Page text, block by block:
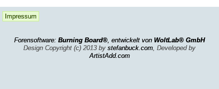
Impressum
Forensoftware: Burning Board®, entwickelt von WoltLab® GmbH
Design Copyright (c) 2013 by stefanbuck.com, Developed by
ArtistAdd.com